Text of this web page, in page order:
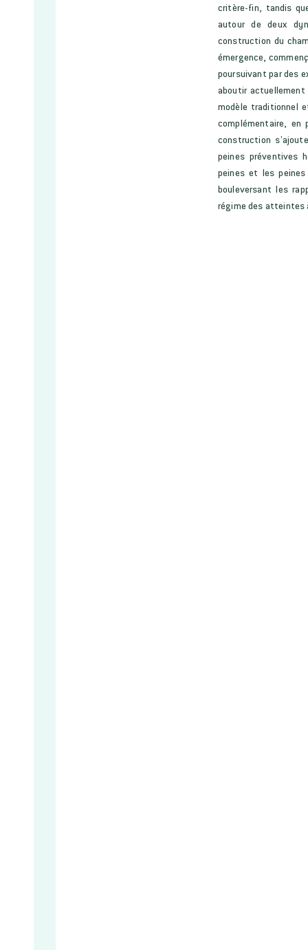
critère-fin, tandis
autour de deux
construction du
émergence,
poursuivant par des
aboutir
modèle traditionnel
complémentaire,
construction
peines préventives
peines et les
bouleversant les
régime des atteintes